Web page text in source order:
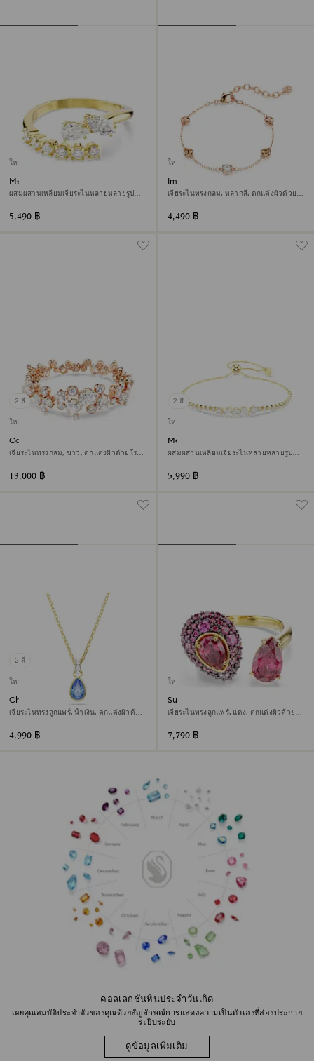
ใหม่
Mesmera แหวนเปิด
ผสมผสานเหลี่ยมเจียระไนหลายหลายรูป
5,490 ฿
ใหม่
Imber สร้อยข้อมือ
เจียระไนทรงกลม, หลากสี, ตกแต่งผิวด้วย
4,490 ฿
2 สี
ใหม่
Constella สร้อยข้อมือ
เจียระไนทรงกลม, ขาว, ตกแต่งผิวด้วยโรส
13,000 ฿
2 สี
ใหม่
Mesmera สร้อยข้อมือ
ผสมผสานเหลี่ยมเจียระไนหลายหลายรูป
5,990 ฿
2 สี
ใหม่
Chroma จี้สร้อยคอ
เจียระไนทรงลูกแพร์, น้ำเงิน, ตกแต่งผิวด้วย
4,990 ฿
ใหม่
Sublima แหวนค็อกเทล
เจียระไนทรงลูกแพร์, แดง, ตกแต่งผิวด้วย
7,790 ฿
คอลเลกชันหินประจำวันเกิด
เผยคุณสมบัติประจำตัวของคุณด้วยสัญลักษณ์การแสดงความเป็นตัวเองที่ส่องประกาย
ระยิบระยับ
ดูข้อมูลเพิ่มเติม